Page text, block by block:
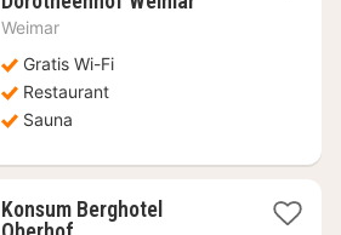
Weimar
Gratis Wi-Fi
Restaurant
Sauna
Konsum Berghotel
1